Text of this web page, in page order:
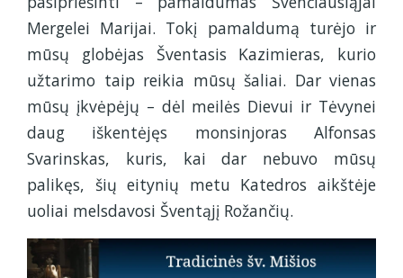
Mergelei Marijai. Tokį pamaldumą turėjo ir
mūsų globėjas Šventasis Kazimieras, kurio
užtarimo taip reikia mūsų šaliai. Dar vienas
mūsų įkvėpėjų – dėl meilės Dievui ir Tėvynei
daug iškentėjęs monsinjoras Alfonsas
Svarinskas, kuris, kai dar nebuvo mūsų
palikęs, šių eitynių metu Katedros aikštėje
uoliai melsdavosi Šventąjį Rožančių.